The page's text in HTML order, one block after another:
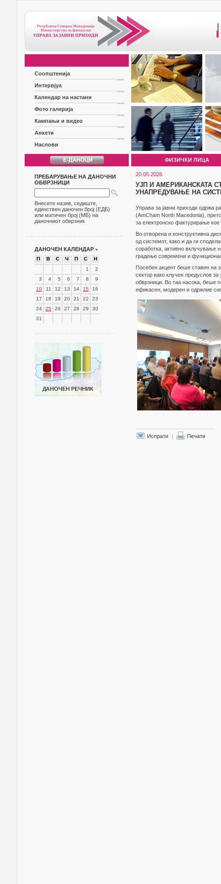
Соопштенија
Интервјуа
Календар на настани
Фото галерија
Кампањи и видео
Анкети
Наслови
ФИЗИЧКИ ЛИЦА
ПРЕБАРУВАЊЕ НА ДАНОЧНИ
ОБВРЗНИЦИ
Внесете назив, седиште,
единствен даночен број (ЕДБ)
или матичен број (МБ) на
даночниот обврзник
ДАНОЧЕН КАЛЕНДАР »
П В С Ч П С
Н
1
2
3
4 5 6 7 8
9
10
11 12 13 14 15
16
17
18 19 20 21 22
23
24
25 26 27 28 29
30
31
20.05.2026
УЈП И АМЕРИКАНСКАТА
УНАПРЕДУВАЊЕ НА
Управа за јавни приходи одржа
(AmCham North Macedonia),
за електронско фактурирање
Во отворена и конструктивна
од системот, како и да ги
соработка, активно вклучување
градење современи и
Посебен акцент беше ставен на
сектор како клучен предуслов
обврзници. Во таа насока, беше
ефикасен, модерен и одржлив
Испрати | Печати